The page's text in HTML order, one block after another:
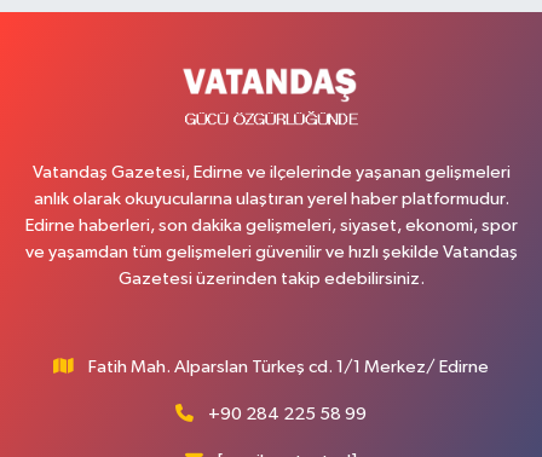
Vatandaş Gazetesi, Edirne ve ilçelerinde yaşanan gelişmeleri
anlık olarak okuyucularına ulaştıran yerel haber platformudur.
Edirne haberleri, son dakika gelişmeleri, siyaset, ekonomi, spor
ve yaşamdan tüm gelişmeleri güvenilir ve hızlı şekilde Vatandaş
Gazetesi üzerinden takip edebilirsiniz.
Fatih Mah. Alparslan Türkeş cd. 1/1 Merkez/ Edirne
+90 284 225 58 99